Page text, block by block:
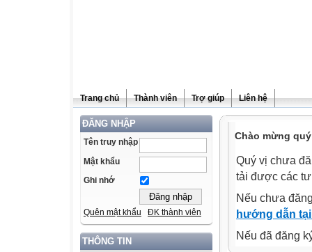
Trang chủ Thành viên Trợ giúp Liên hệ
ĐĂNG NHẬP
Tên truy nhập
Mật khẩu
Ghi nhớ
Quên mật khẩu ĐK thành viên
THÔNG TIN
Chào mừng
Quý vị chưa
tải được các
Nếu chưa
hướng dẫn
Nếu đã đăng